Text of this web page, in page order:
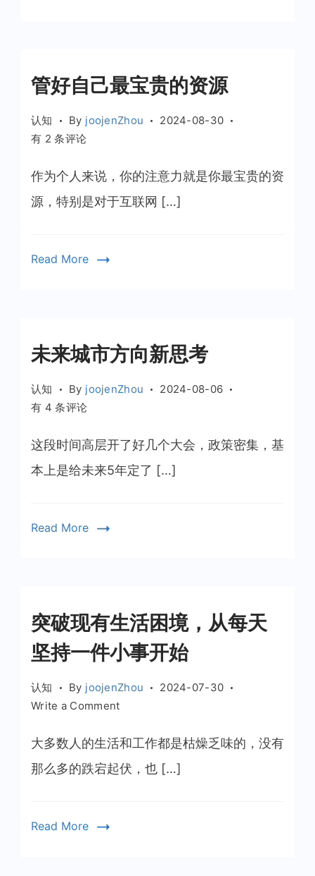
段？
管好自己最宝贵的资源
认知 By joojenZhou
2024-08-30
管
自
己
最
的
有 2 条评论
作为个人来说，你的注意力就是你最宝贵的资
源，特别是对于互联网 […]
Read More
未来城市方向新思考
认知 By joojenZhou
2024-08-06
未
城
市
方
思
有 4 条评论
这段时间高层开了好几个大会，政策密集，基
本上是给未来5年定了 […]
Read More
突破现有生活困境，从每天
坚持一件小事开始
认知 By joojenZhou
2024-07-30
Write a Commenton
破
现
有
大多数人的生活和工作都是枯燥乏味的，没有
那么多的跌宕起伏，也 […]
Read More